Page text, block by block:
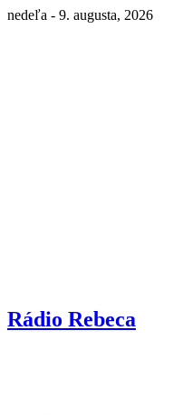
nedeľa - 9. augusta, 2026
Rádio Rebeca